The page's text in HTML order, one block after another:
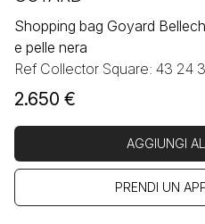
Shopping bag Goyard
e pelle nera
Ref Collector Square: 43 24
2.650 €
AGGIUNGI
PRENDI UN